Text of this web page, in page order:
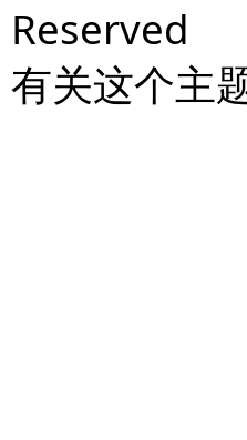
Reserved
有关这个主